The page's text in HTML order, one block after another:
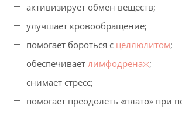
активизирует обмен веществ;
улучшает кровообращение;
помогает бороться с целлюлитом;
обеспечивает лимфодренаж;
снимает стресс;
помогает преодолеть «плато» при